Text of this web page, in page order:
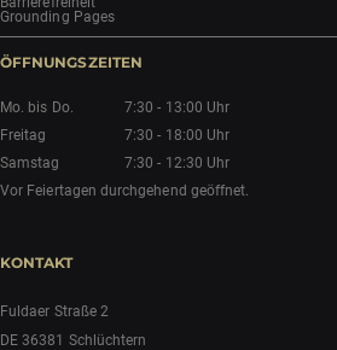
Grounding Pages
ÖFFNUNGSZEITEN
Mo. bis Do. 7:30 - 13:00 Uhr
Freitag
7:30 - 18:00 Uhr
Samstag
7:30 - 12:30 Uhr
Vor Feiertagen durchgehend geöffnet.
KONTAKT
Fuldaer Straße 2
DE 36381 Schlüchtern